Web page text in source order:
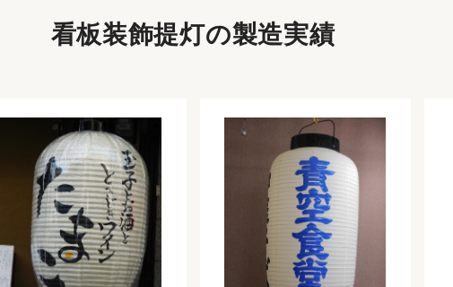
看板装飾提灯の製造実績